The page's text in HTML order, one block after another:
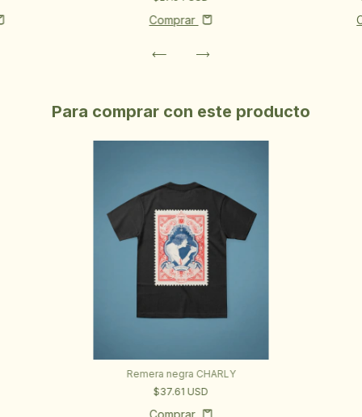
Comprar
Para comprar con este producto
Remera negra CHARLY
$37.61 USD
Comprar